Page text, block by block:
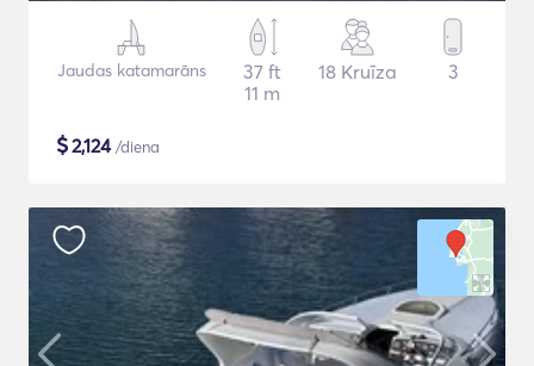
Jaudas katamarāns
37 ft
11 m
18 Kruīza 3
$2,124/diena